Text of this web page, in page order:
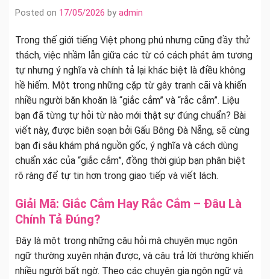
Posted on 17/05/2026 by admin
Trong thế giới tiếng Việt phong phú nhưng cũng đầy thử
thách, việc nhầm lẫn giữa các từ có cách phát âm tương
tự nhưng ý nghĩa và chính tả lại khác biệt là điều không
hề hiếm. Một trong những cặp từ gây tranh cãi và khiến
nhiều người băn khoăn là “giắc cắm” và “rắc cắm”. Liệu
bạn đã từng tự hỏi từ nào mới thật sự đúng chuẩn? Bài
viết này, được biên soạn bởi Gấu Bông Đà Nẵng, sẽ cùng
bạn đi sâu khám phá nguồn gốc, ý nghĩa và cách dùng
chuẩn xác của “giắc cắm”, đồng thời giúp bạn phân biệt
rõ ràng để tự tin hơn trong giao tiếp và viết lách.
Giải Mã: Giắc Cắm Hay Rắc Cắm – Đâu Là
Chính Tả Đúng?
Đây là một trong những câu hỏi mà chuyên mục ngôn
ngữ thường xuyên nhận được, và câu trả lời thường khiến
nhiều người bất ngờ. Theo các chuyên gia ngôn ngữ và